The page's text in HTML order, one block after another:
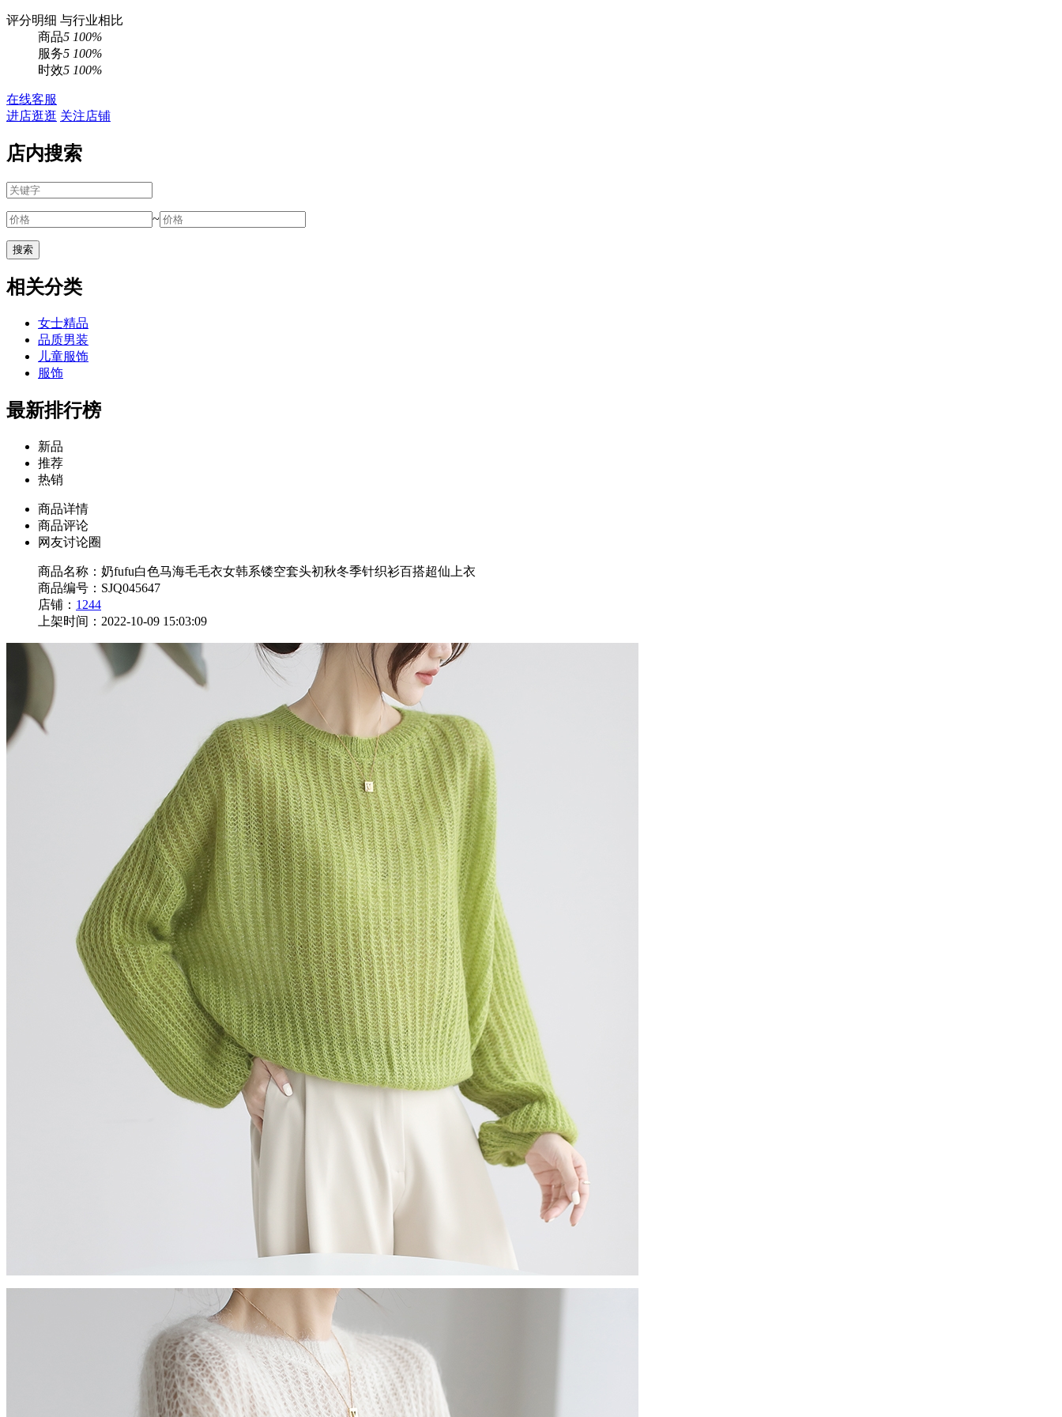
评分明细 与行业相比
商品5 100%
服务5 100%
时效5 100%
在线客服
进店逛逛 关注店铺
店内搜索
~
相关分类
女士精品
品质男装
儿童服饰
服饰
最新排行榜
新品
推荐
热销
商品详情
商品评论
网友讨论圈
商品名称：奶fufu白色马海毛毛衣女韩系镂空套头初秋冬季针织衫百搭超仙上衣
商品编号：SJQ045647
店铺： 1244
上架时间：2022-10-09 15:03:09